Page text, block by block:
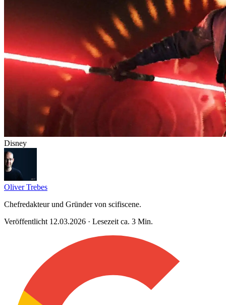
Disney
Oliver Trebes
Chefredakteur und Gründer von scifiscene.
Veröffentlicht 12.03.2026 · Lesezeit ca. 3 Min.